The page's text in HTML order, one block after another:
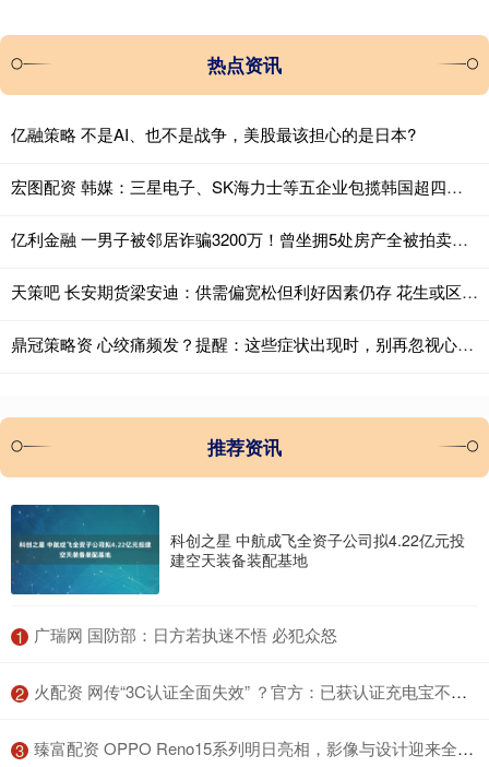
热点资讯
亿融策略 不是AI、也不是战争，美股最该担心的是日本?
宏图配资 韩媒：三星电子、SK海力士等五企业包揽韩国超四成出口
亿利金融 一男子被邻居诈骗3200万！曾坐拥5处房产全被拍卖，如今只能租房借钱度日
天策吧 长安期货梁安迪：供需偏宽松但利好因素仍存 花生或区间震荡
鼎冠策略资 心绞痛频发？提醒：这些症状出现时，别再忽视心脏健康
推荐资讯
科创之星 中航成飞全资子公司拟4.22亿元投
建空天装备装配基地
1 ​广瑞网 国防部：日方若执迷不悟 必犯众怒
2 ​火配资 网传“3C认证全面失效” ？官方：已获认证充电宝不受新标准影响
3 ​臻富配资 OPPO Reno15系列明日亮相，影像与设计迎来全面升级